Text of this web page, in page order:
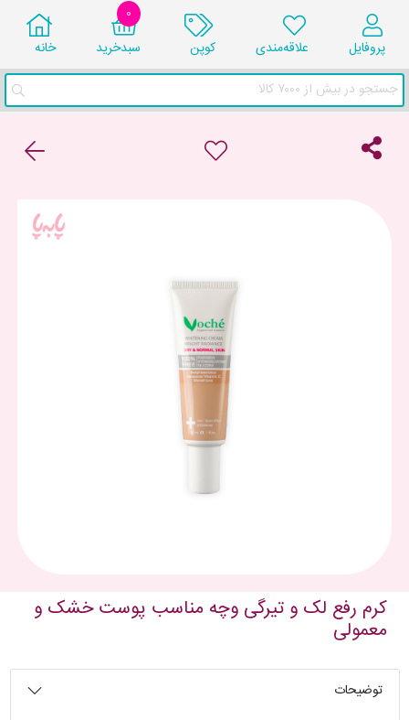
پروفایل علاقه‌مندی کوپن
0
سبد‌خرید
خانه
جستجو در بیش از ۷۰۰۰ کالا
کرم رفع لک و تیرگی وچه مناسب پوست خشک و
معمولی
توضیحات